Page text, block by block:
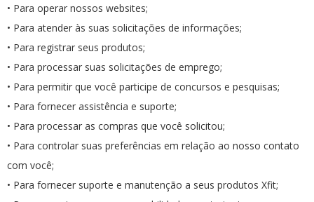
• Para operar nossos websites;
• Para atender às suas solicitações de informações;
• Para registrar seus produtos;
• Para processar suas solicitações de emprego;
• Para permitir que você participe de concursos e pesquisas;
• Para fornecer assistência e suporte;
• Para processar as compras que você solicitou;
• Para controlar suas preferências em relação ao nosso contato
com você;
• Para fornecer suporte e manutenção a seus produtos Xfit;